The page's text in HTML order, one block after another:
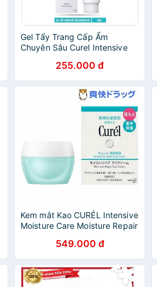
Gel Tẩy Trang Cấp Ẩm
Chuyên Sâu Curel Intensive
Cleansing Gel 130g
255.000 đ
Kem mắt Kao CURÉL Intensive
Moisture Care Moisture Repair
Ẩm Mắt - Hàng Nhật nội địa
cao cấp
549.000 đ